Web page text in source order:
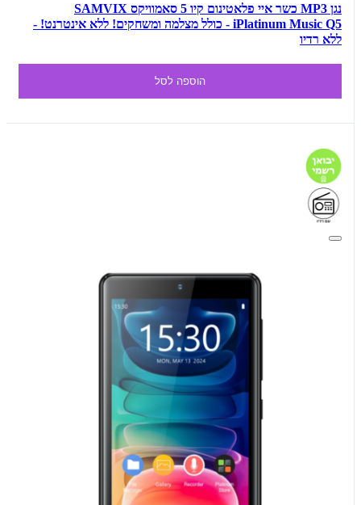
נגן MP3 כשר איי פלאטינום קיו 5 סאמוויקס SAMVIX
iPlatinum Music Q5 - כולל מצלמה ומשחקים! ללא אינטרנט! -
ללא רדיו
הוספה לסל